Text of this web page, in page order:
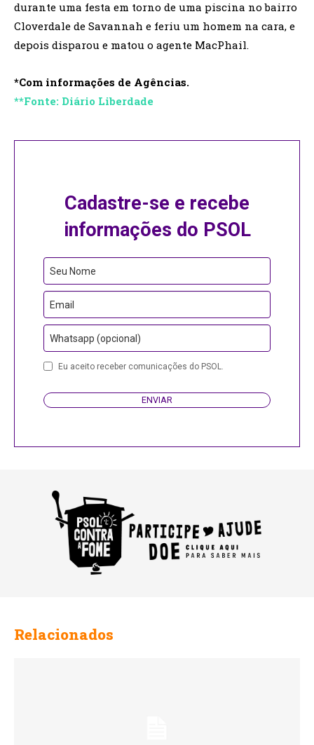
durante uma festa em torno de uma piscina no bairro
Cloverdale de Savannah e feriu um homem na cara, e
depois disparou e matou o agente MacPhail.
*Com informações de Agências.
**Fonte: Diário Liberdade
Cadastre-se e recebe
informações do PSOL
Business
Email
Seu Nome
Email
Whatsapp (opcional)
Eu aceito receber comunicações do PSOL.
ENVIAR
Relacionados